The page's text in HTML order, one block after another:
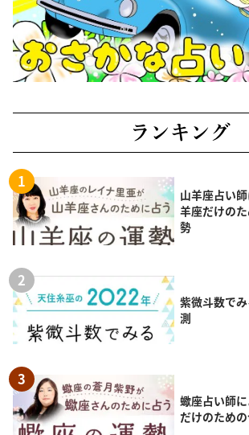
ランキング
山羊座占い
羊座だけの
勢
紫微斗数で
測
蠍座占い師
だけのため